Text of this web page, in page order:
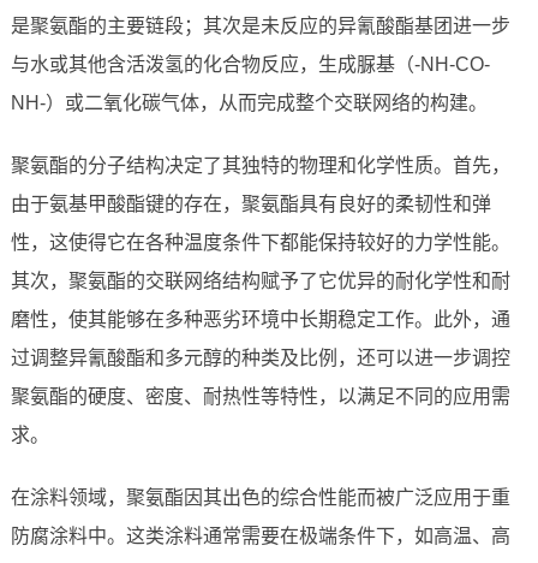
是聚氨酯的主要链段；其次是未反应的异氰酸酯基团进一步
与水或其他含活泼氢的化合物反应，生成脲基（-NH-CO-
NH-）或二氧化碳气体，从而完成整个交联网络的构建。
聚氨酯的分子结构决定了其独特的物理和化学性质。首先，
由于氨基甲酸酯键的存在，聚氨酯具有良好的柔韧性和弹
性，这使得它在各种温度条件下都能保持较好的力学性能。
其次，聚氨酯的交联网络结构赋予了它优异的耐化学性和耐
磨性，使其能够在多种恶劣环境中长期稳定工作。此外，通
过调整异氰酸酯和多元醇的种类及比例，还可以进一步调控
聚氨酯的硬度、密度、耐热性等特性，以满足不同的应用需
求。
在涂料领域，聚氨酯因其出色的综合性能而被广泛应用于重
防腐涂料中。这类涂料通常需要在极端条件下，如高温、高